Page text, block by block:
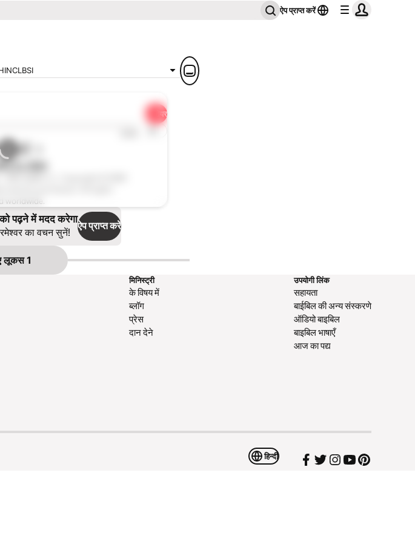
ऐप प्राप्त करें
शेयर
CL (BSI)
worldwide.
पढ़ने में मदद करेगा
का वचन सुनें! ऐप प्राप्त करें
लूकस 1
मिनिस्ट्री
के विषय में
ब्लॉग
प्रेस
दान देने
उपयोगी लिंक
सहायता
बाईबिल की अन्य संस्करणे
ऑडियो बाइबिल
बाइबिल भाषाएँ
आज का पद्य
हिन्दी